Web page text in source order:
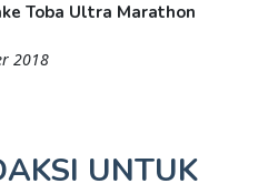
Toba Ultra Marathon
2018
UNTUK